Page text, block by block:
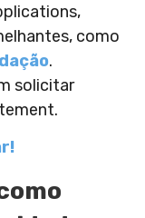
como
.
solicitar